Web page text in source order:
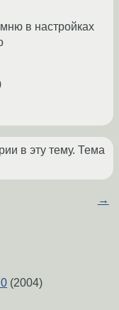
в настройках
в эту тему. Тема
→
(2004)